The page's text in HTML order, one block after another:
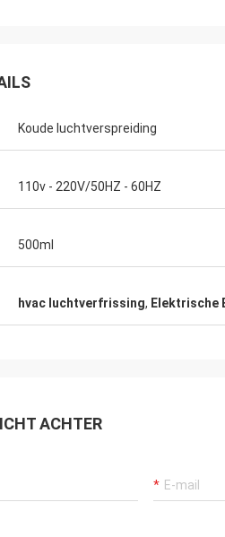
precies
Koude luchtverspreiding
110v - 220V/50HZ - 60HZ
500ml
hvac luchtverfrissing, Elektrische
ACHTER